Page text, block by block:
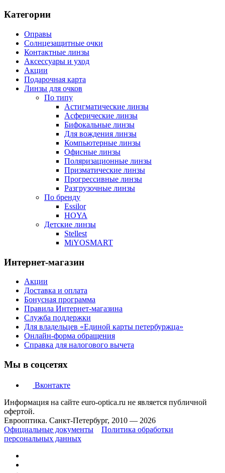
Категории
Оправы
Солнцезащитные очки
Контактные линзы
Аксессуары и уход
Акции
Подарочная карта
Линзы для очков
По типу
Астигматические линзы
Асферические линзы
Бифокальные линзы
Для вождения линзы
Компьютерные линзы
Офисные линзы
Поляризационные линзы
Призматические линзы
Прогрессивные линзы
Разгрузочные линзы
По бренду
Essilor
HOYA
Детские линзы
Stellest
MiYOSMART
Интернет-магазин
Акции
Доставка и оплата
Бонусная программа
Правила Интернет-магазина
Служба поддержки
Для владельцев «Единой карты петербуржца»
Онлайн-форма обращения
Справка для налогового вычета
Мы в соцсетях
Вконтакте
Информация на сайте euro-optica.ru не является публичной
офертой.
Еврооптика. Санкт-Петербург, 2010 — 2026
Официальные документы
Политика обработки
персональных данных